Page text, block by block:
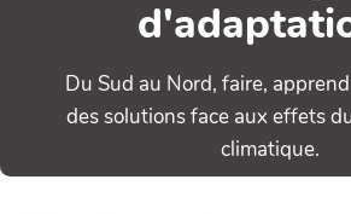
Du Sud au Nord, faire,
des solutions face aux effets
climatique.